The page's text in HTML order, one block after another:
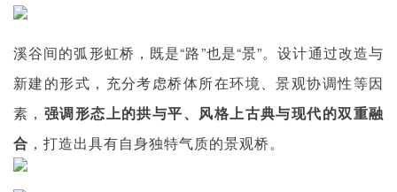
溪谷间的弧形虹桥，既是“路”也是“景”。设计通过改造与
新建的形式，充分考虑桥体所在环境、景观协调性等因
素， 强调形态上的拱与平、风格上古典与现代的双重融
合 ，打造出具有自身独特气质的景观桥。